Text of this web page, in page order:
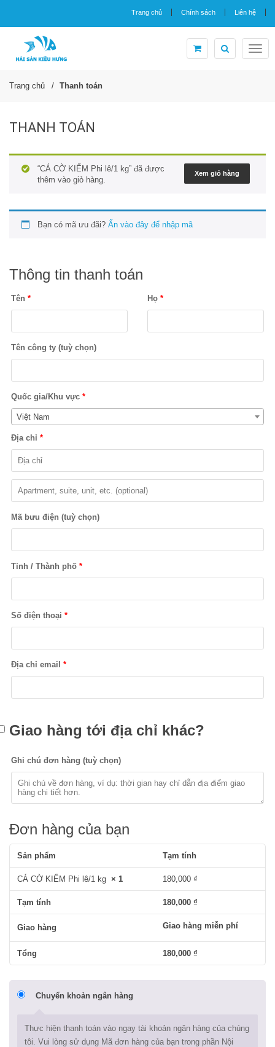
Trang chủ Chính sách Liên hệ
Trang chủ Thanh toán
THANH TOÁN
Xem giỏ hàng
“CÁ CỜ KIẾM Phi lê/1 kg” đã được
thêm vào giỏ hàng.
Bạn có mã ưu đãi? Ấn vào đây để nhập mã
Thông tin thanh toán
Tên * Họ *
Tên công ty (tuỳ chọn)
Quốc gia/Khu vực *
Việt Nam
Địa chỉ *
Apartment,
suite,
unit,
chọn)
Mã bưu điện (tuỳ chọn)
Tỉnh / Thành phố *
Số điện thoại *
Địa chỉ email *
Giao hàng tới địa chỉ khác?
Ghi chú đơn hàng (tuỳ chọn)
Đơn hàng của bạn
Sản phẩm Tạm tính
CÁ CỜ KIẾM Phi lê/1 kg × 1 180,000 ₫
Tạm tính 180,000 ₫
Giao hàng Giao hàng miễn phí
Tổng 180,000 ₫
Chuyển khoản ngân hàng
Thực hiện thanh toán vào ngay tài khoản ngân hàng của chúng
tôi. Vui lòng sử dụng Mã đơn hàng của bạn trong phần Nội